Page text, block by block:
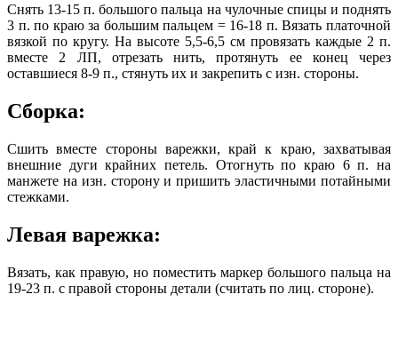
Снять 13-15 п. большого пальца на чулочные спицы и поднять
3 п. по краю за большим пальцем = 16-18 п. Вязать платочной
вязкой по кругу. На высоте 5,5-6,5 см провязать каждые 2 п.
вместе 2 ЛП, отрезать нить, протянуть ее конец через
оставшиеся 8-9 п., стянуть их и закрепить с изн. стороны.
Сборка:
Сшить вместе стороны варежки, край к краю, захватывая
внешние дуги крайних петель. Отогнуть по краю 6 п. на
манжете на изн. сторону и пришить эластичными потайными
стежками.
Левая варежка:
Вязать, как правую, но поместить маркер большого пальца на
19-23 п. с правой стороны детали (считать по лиц. стороне).